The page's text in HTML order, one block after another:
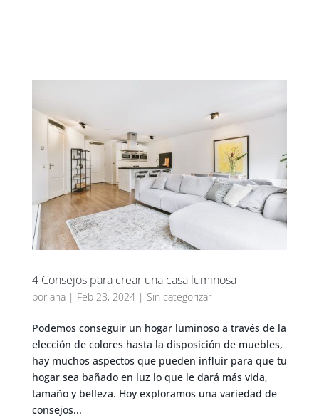
4 Consejos para crear una casa luminosa
por ana| Feb 23, 2024| Sin categorizar
Podemos conseguir un hogar luminoso a través de la
elección de colores hasta la disposición de muebles,
hay muchos aspectos que pueden influir para que tu
hogar sea bañado en luz lo que le dará más vida,
tamaño y belleza. Hoy exploramos una variedad de
consejos...